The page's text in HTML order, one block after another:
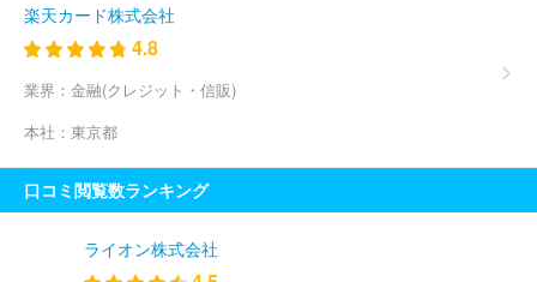
楽天カード株式会社
4.8
業界： 金融(クレジット・信販)
本社： 東京都
口コミ閲覧数ランキング
ライオン株式会社